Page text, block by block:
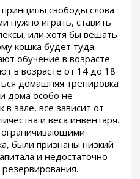
свободы слова
нужно играть, ставить
или хотя бы вешать
кошка будет туда-
обучение в возрасте
в возрасте от 14 до 18
домашняя тренировка
дома особо не
в зале, все зависит от
и веса инвентаря.
были признаны низкий
и недостаточно